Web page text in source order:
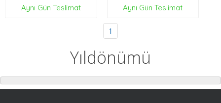
Aynı Gün Teslimat Aynı Gün Teslimat
1
Yıldönümü